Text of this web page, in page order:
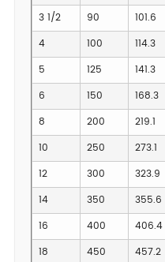
3 1/2
90 101.6
4
100 114.3
5
125 141.3
6
150 168.3
8
200 219.1
10
250 273.1
12
300 323.9
14
350 355.6
16
400 406.4
18
450 457.2